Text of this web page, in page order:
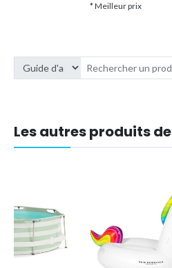
* Meilleur prix
Les autres produits de